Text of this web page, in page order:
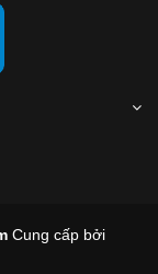
Cung cấp bởi